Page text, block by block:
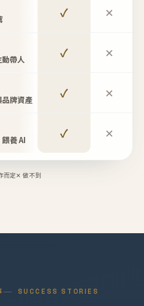
✓ ✕
帶人 ✓ ✕
牌資產 ✓ ✕
養 AI ✓ ✕
而定✕ 做不到
SUCCESS STORIES